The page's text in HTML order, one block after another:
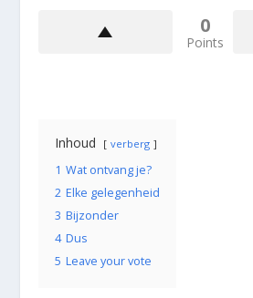
0
Points
Inhoud verberg
1 Wat ontvang je?
2 Elke gelegenheid
3 Bijzonder
4 Dus
5 Leave your vote